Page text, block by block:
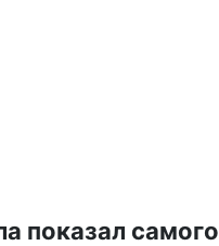
показал самого